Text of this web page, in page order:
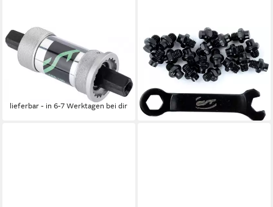
CONTEC
Fahrradpedale CT
INNENLAGER CBB-100 113
lieferbar - in 6-7 Werktagen bei dir
CONTEC
Fahrradpedale Contec Pedal
Pins R schwarz
ab 17,97 €
lieferbar - in 6-7 Werktagen bei dir